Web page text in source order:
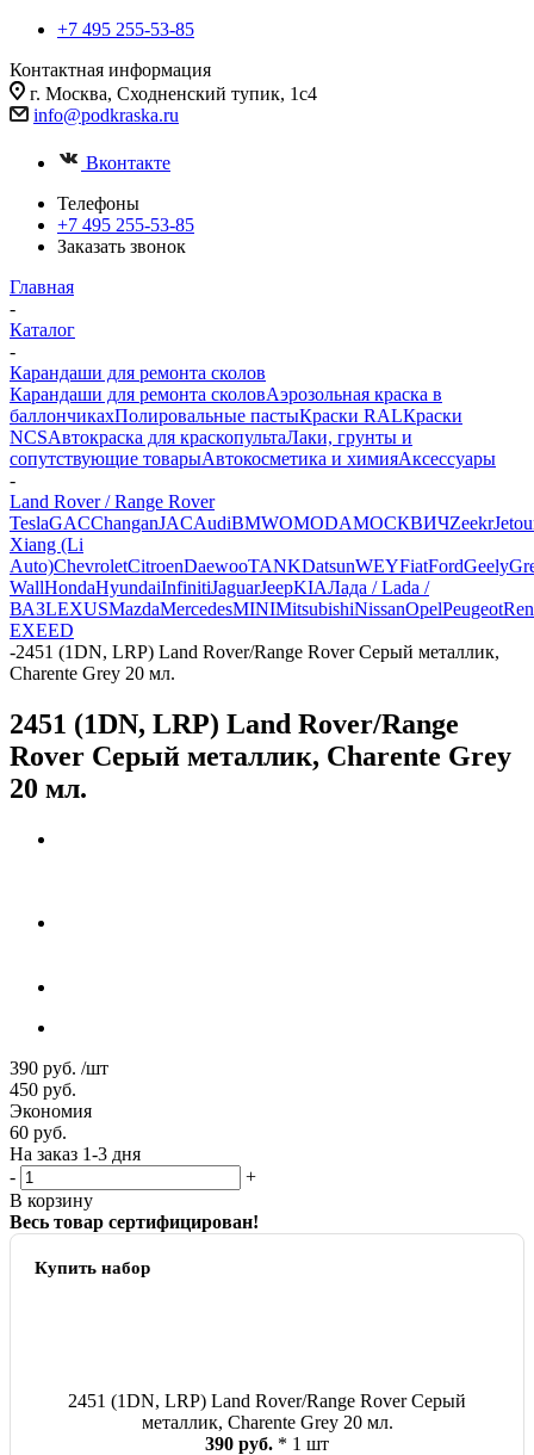
+7 495 255-53-85
Контактная информация
г. Москва, Сходненский тупик, 1с4
info@podkraska.ru
Вконтакте
Телефоны
+7 495 255-53-85
Заказать звонок
Главная
-
Каталог
-
Карандаши для ремонта сколов
Карандаши для ремонта сколовАэрозольная краска в
баллончикахПолировальные пастыКраски RALКраски
NCSАвтокраска для краскопультаЛаки, грунты и
сопутствующие товарыАвтокосметика и химияАксессуары
-
Land Rover / Range Rover
TeslaGACChanganJACAudiBMWOMODAМОСКВИЧZeekr
Xiang (Li
Auto)ChevroletCitroenDaewooTANKDatsunWEYFiatFordGeely
WallHondaHyundaiInfinitiJaguarJeepKIAЛада / Lada /
ВАЗLEXUSMazdaMercedesMINIMitsubishiNissanOpelPeugeot
EXEED
-2451 (1DN, LRP) Land Rover/Range Rover Серый металлик,
Charente Grey 20 мл.
2451 (1DN, LRP) Land Rover/Range
Rover Серый металлик, Charente Grey
20 мл.
390 руб. /шт
450 руб.
Экономия
60 руб.
На заказ 1-3 дня
-
+
В корзину
Весь товар сертифицирован!
Купить набор
2451 (1DN, LRP) Land Rover/Range Rover Серый
металлик, Charente Grey 20 мл.
390 руб. * 1 шт